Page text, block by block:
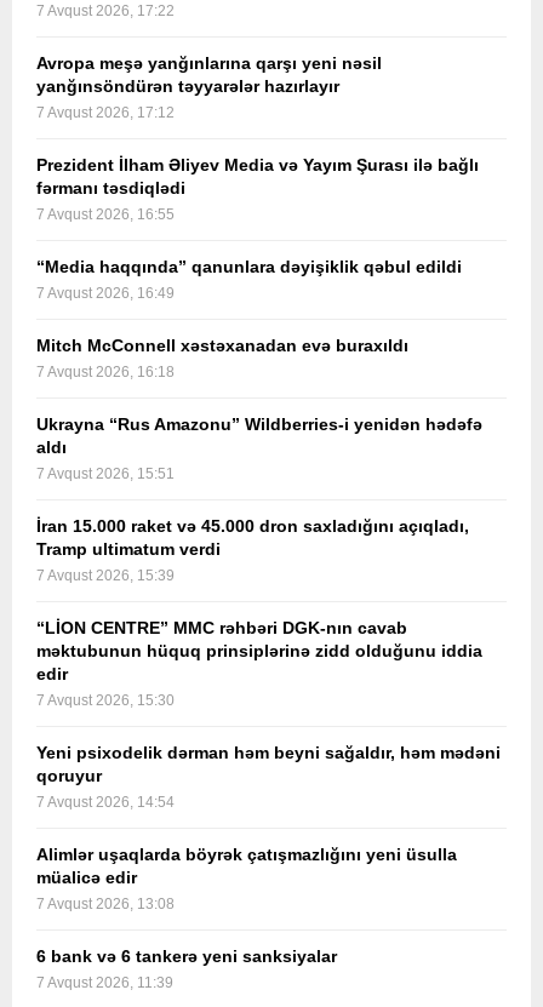
7 Avqust 2026, 17:22
Avropa meşə yanğınlarına qarşı yeni nəsil
yanğınsöndürən təyyarələr hazırlayır
7 Avqust 2026, 17:12
Prezident İlham Əliyev Media və Yayım Şurası ilə bağlı
fərmanı təsdiqlədi
7 Avqust 2026, 16:55
“Media haqqında” qanunlara dəyişiklik qəbul edildi
7 Avqust 2026, 16:49
Mitch McConnell xəstəxanadan evə buraxıldı
7 Avqust 2026, 16:18
Ukrayna “Rus Amazonu” Wildberries-i yenidən hədəfə
aldı
7 Avqust 2026, 15:51
İran 15.000 raket və 45.000 dron saxladığını açıqladı,
Tramp ultimatum verdi
7 Avqust 2026, 15:39
“LİON CENTRE” MMC rəhbəri DGK-nın cavab
məktubunun hüquq prinsiplərinə zidd olduğunu iddia
edir
7 Avqust 2026, 15:30
Yeni psixodelik dərman həm beyni sağaldır, həm mədəni
qoruyur
7 Avqust 2026, 14:54
Alimlər uşaqlarda böyrək çatışmazlığını yeni üsulla
müalicə edir
7 Avqust 2026, 13:08
6 bank və 6 tankerə yeni sanksiyalar
7 Avqust 2026, 11:39